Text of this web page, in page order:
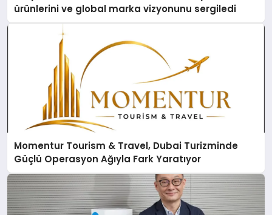
ürünlerini ve global marka vizyonunu sergiledi
Momentur Tourism & Travel, Dubai Turizminde
Güçlü Operasyon Ağıyla Fark Yaratıyor